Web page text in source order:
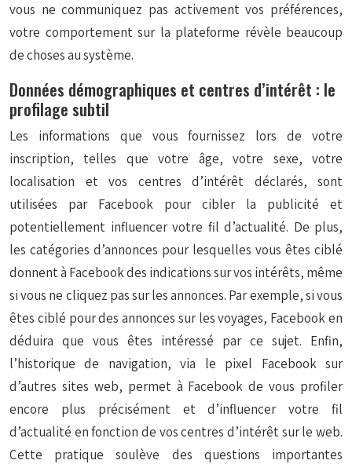
vous ne communiquez pas activement vos préférences,
votre comportement sur la plateforme révèle beaucoup
de choses au système.
Données démographiques et centres d’intérêt : le
profilage subtil
Les informations que vous fournissez lors de votre
inscription, telles que votre âge, votre sexe, votre
localisation et vos centres d’intérêt déclarés, sont
utilisées par Facebook pour cibler la publicité et
potentiellement influencer votre fil d’actualité. De plus,
les catégories d’annonces pour lesquelles vous êtes ciblé
donnent à Facebook des indications sur vos intérêts, même
si vous ne cliquez pas sur les annonces. Par exemple, si vous
êtes ciblé pour des annonces sur les voyages, Facebook en
déduira que vous êtes intéressé par ce sujet. Enfin,
l’historique de navigation, via le pixel Facebook sur
d’autres sites web, permet à Facebook de vous profiler
encore plus précisément et d’influencer votre fil
d’actualité en fonction de vos centres d’intérêt sur le web.
Cette pratique soulève des questions importantes